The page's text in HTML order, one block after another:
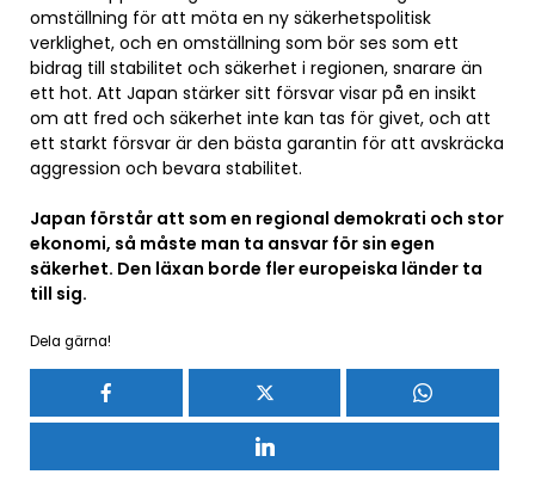
omställning för att möta en ny säkerhetspolitisk
verklighet, och en omställning som bör ses som ett
bidrag till stabilitet och säkerhet i regionen, snarare än
ett hot. Att Japan stärker sitt försvar visar på en insikt
om att fred och säkerhet inte kan tas för givet, och att
ett starkt försvar är den bästa garantin för att avskräcka
aggression och bevara stabilitet.
Japan förstår att som en regional demokrati och stor
ekonomi, så måste man ta ansvar för sin egen
säkerhet. Den läxan borde fler europeiska länder ta
till sig.
Dela gärna!